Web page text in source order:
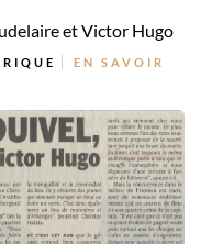
et Victor Hugo
EN SAVOIR